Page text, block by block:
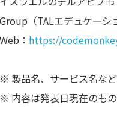
Group（TALエデュケーシ
Web： https://
※ 製品名、サービス名な
※ 内容は発表日現在のも